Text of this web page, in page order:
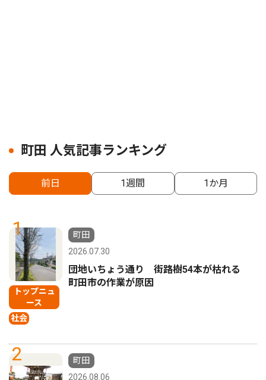
町田 人気記事ランキング
前日 1週間 1か月
1
トップニュ
ース
社会
町田
2026.07.30
団地いちょう通り 街路樹54本が枯れる
町田市の作業が原因
2
町田
2026.08.06